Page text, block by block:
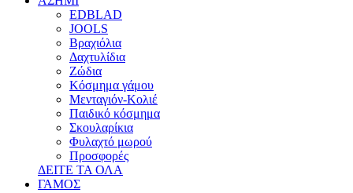
EDBLAD
JOOLS
Βραχιόλια
Δαχτυλίδια
Ζώδια
Κόσμημα γάμου
Μενταγιόν-Κολιέ
Παιδικό κόσμημα
Σκουλαρίκια
Φυλαχτό μωρού
Προσφορές
ΔΕΙΤΕ ΤΑ ΟΛΑ
ΓΑΜΟΣ